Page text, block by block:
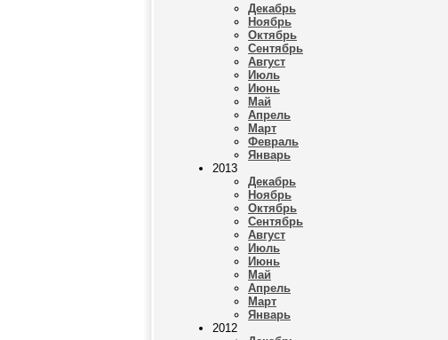
Декабрь
Ноябрь
Октябрь
Сентябрь
Август
Июль
Июнь
Май
Апрель
Март
Февраль
Январь
2013
Декабрь
Ноябрь
Октябрь
Сентябрь
Август
Июль
Июнь
Май
Апрель
Март
Январь
2012